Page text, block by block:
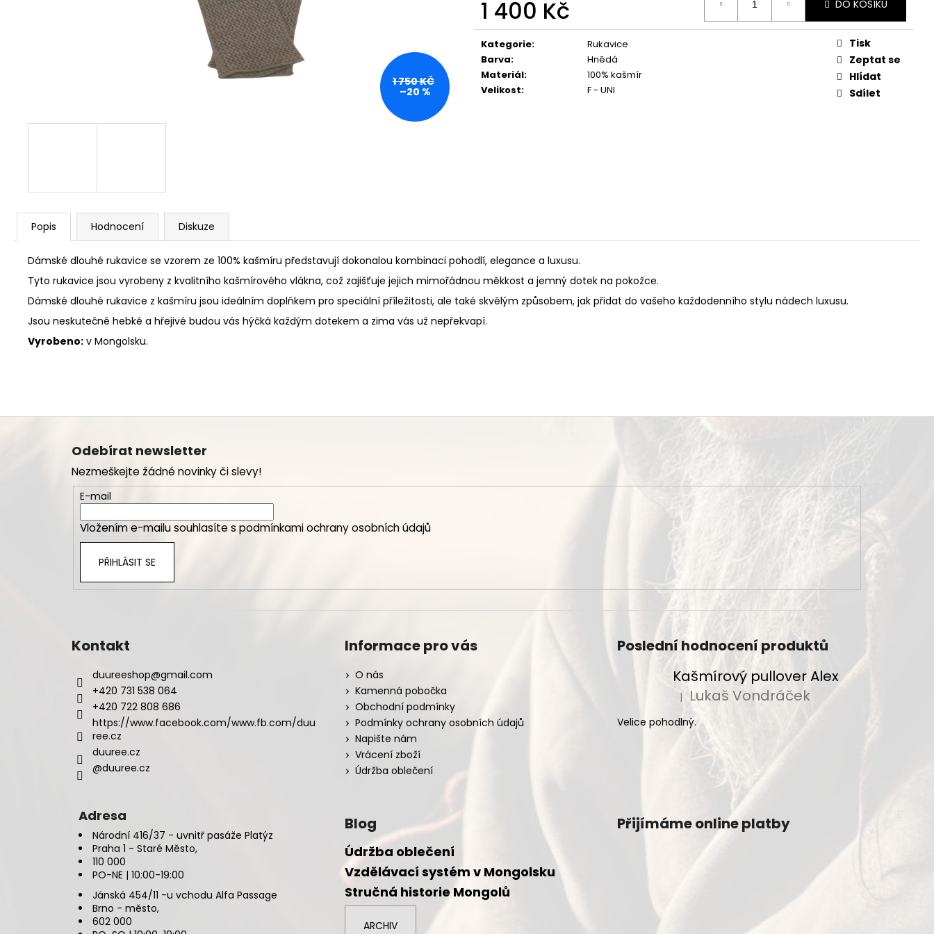
1 400 Kč
Měrná
cena:
DO KOŠÍKU
Kategorie:
Rukavice
Barva:
Hnědá
Materiál:
100% kašmír
Velikost: F - UNI
Tisk
Zeptat se
Hlídat
Sdílet
1 750 KČ
–20 %
Popis Hodnocení Diskuze
Dámské dlouhé rukavice se vzorem ze 100% kašmíru představují dokonalou kombinaci pohodlí, elegance a luxusu.
Tyto rukavice jsou vyrobeny z kvalitního kašmírového vlákna, což zajišťuje jejich mimořádnou měkkost a jemný dotek na pokožce.
Dámské dlouhé rukavice z kašmíru jsou ideálním doplňkem pro speciální příležitosti, ale také skvělým způsobem, jak přidat do vašeho každodenního stylu nádech luxusu.
Jsou neskutečně hebké a hřejivé budou vás hýčká každým dotekem a zima vás už nepřekvapí.
Vyrobeno: v Mongolsku.
Z
Odebírat newsletter
Nezmeškejte žádné novinky či slevy!
E-mail
Vložením e-mailu souhlasíte spodmínkami ochrany osobních údajů
PŘIHLÁSIT SE
Kontakt
duureeshop@gmail.com
+420 731 538 064
+420 722 808 686
https://www.facebook.com/www.fb.com/duu
ree.cz
duuree.cz
@duuree.cz
Informace pro vás
O nás
Kamenná pobočka
Obchodní podmínky
Podmínky ochrany osobních údajů
Napište nám
Vrácení zboží
Údržba oblečení
Poslední hodnocení produktů
Kašmírový pullover Alex
Hodnocení produktu je 5 z 5 hvězdiček.
| Lukaš Vondráček
Velice pohodlný.
Adresa
Národní 416/37 - uvnitř pasáže Platýz
Praha 1 - Staré Město,
110 000
PO-NE | 10:00-19:00
Jánská 454/11 -u vchodu Alfa Passage
Brno - město,
602 000
Blog
Údržba oblečení
Vzdělávací systém v Mongolsku
Stručná historie Mongolů
ARCHIV
Přijímáme online platby